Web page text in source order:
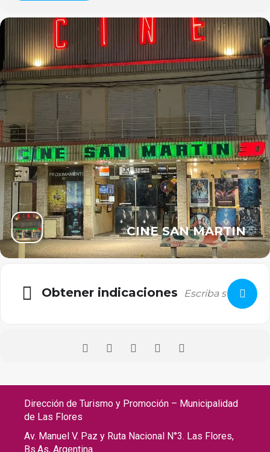
CINE SAN MARTIN
Obtener indicaciones
Dirección de Turismo y Promoción – Municipalidad
de Las Flores
Av. Manuel V. Paz y Ruta Nacional N°3. Las Flores,
Bs.As, Argentina.